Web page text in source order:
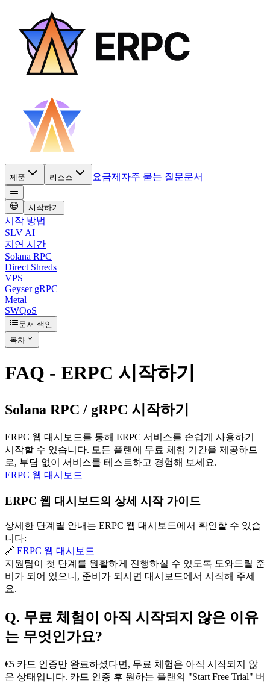
제품 리소스 요금제 자주 묻는 질문문서
시작하기
시작 방법
SLV AI
지연 시간
Solana RPC
Direct Shreds
VPS
Geyser gRPC
Metal
SWQoS
문서 색인
목차
FAQ - ERPC 시작하기
Solana RPC / gRPC 시작하기
ERPC 웹 대시보드를 통해 ERPC 서비스를 손쉽게 사용하기
시작할 수 있습니다. 모든 플랜에 무료 체험 기간을 제공하므
로, 부담 없이 서비스를 테스트하고 경험해 보세요.
ERPC 웹 대시보드
ERPC 웹 대시보드의 상세 시작 가이드
상세한 단계별 안내는 ERPC 웹 대시보드에서 확인할 수 있습
니다:
🔗 ERPC 웹 대시보드
지원팀이 첫 단계를 원활하게 진행하실 수 있도록 도와드릴 준
비가 되어 있으니, 준비가 되시면 대시보드에서 시작해 주세
요.
Q. 무료 체험이 아직 시작되지 않은 이유
는 무엇인가요?
€5 카드 인증만 완료하셨다면, 무료 체험은 아직 시작되지 않
은 상태입니다. 카드 인증 후 원하는 플랜의 "Start Free Trial" 버